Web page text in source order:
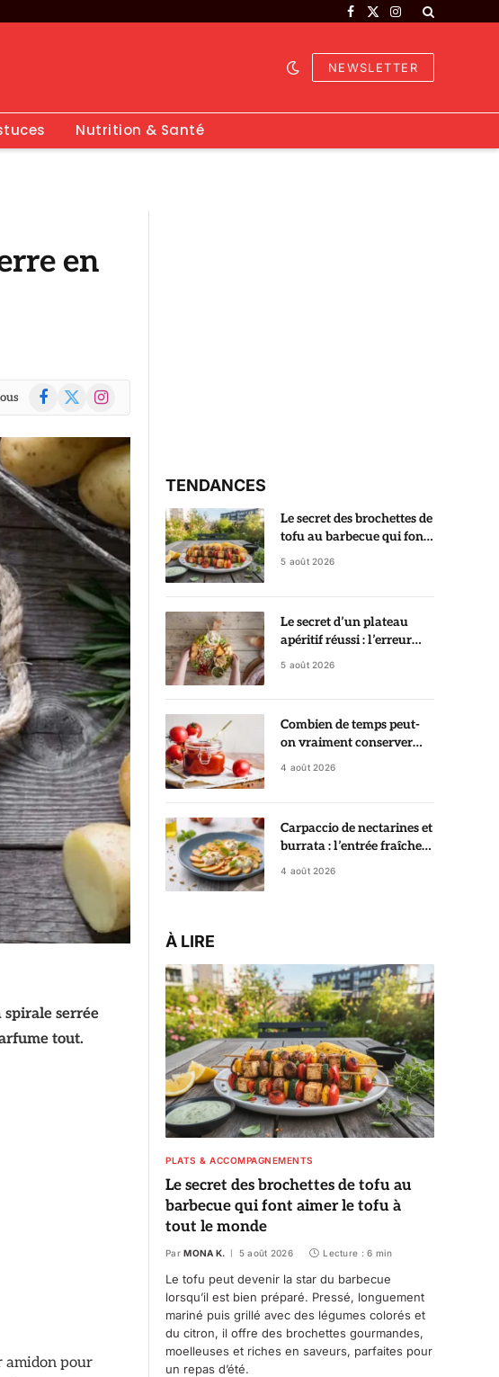
Facebook
X
Instagram
NEWSLETTER
Nutrition & Santé
en
Facebook
X
Instagram
spirale serrée
tout.
amidon pour
TENDANCES
Le secret des brochettes de
tofu au barbecue qui font
aimer le tofu à tout le
5 août 2026
Le secret d’un plateau
apéritif réussi : l’erreur
que tout le monde fait
5 août 2026
Combien de temps peut-
on vraiment conserver
une pâte de tomate
4 août 2026
Carpaccio de nectarines et
burrata : l’entrée fraîche
de l’été prête en 10
4 août 2026
À LIRE
PLATS & ACCOMPAGNEMENTS
Le secret des brochettes de tofu au
barbecue qui font aimer le tofu à
tout le monde
Par MONA K. 5 août 2026 Lecture : 6 min
Le tofu peut devenir la star du barbecue
lorsqu’il est bien préparé. Pressé, longuement
mariné puis grillé avec des légumes colorés et
du citron, il offre des brochettes gourmandes,
moelleuses et riches en saveurs, parfaites pour
un repas d’été.